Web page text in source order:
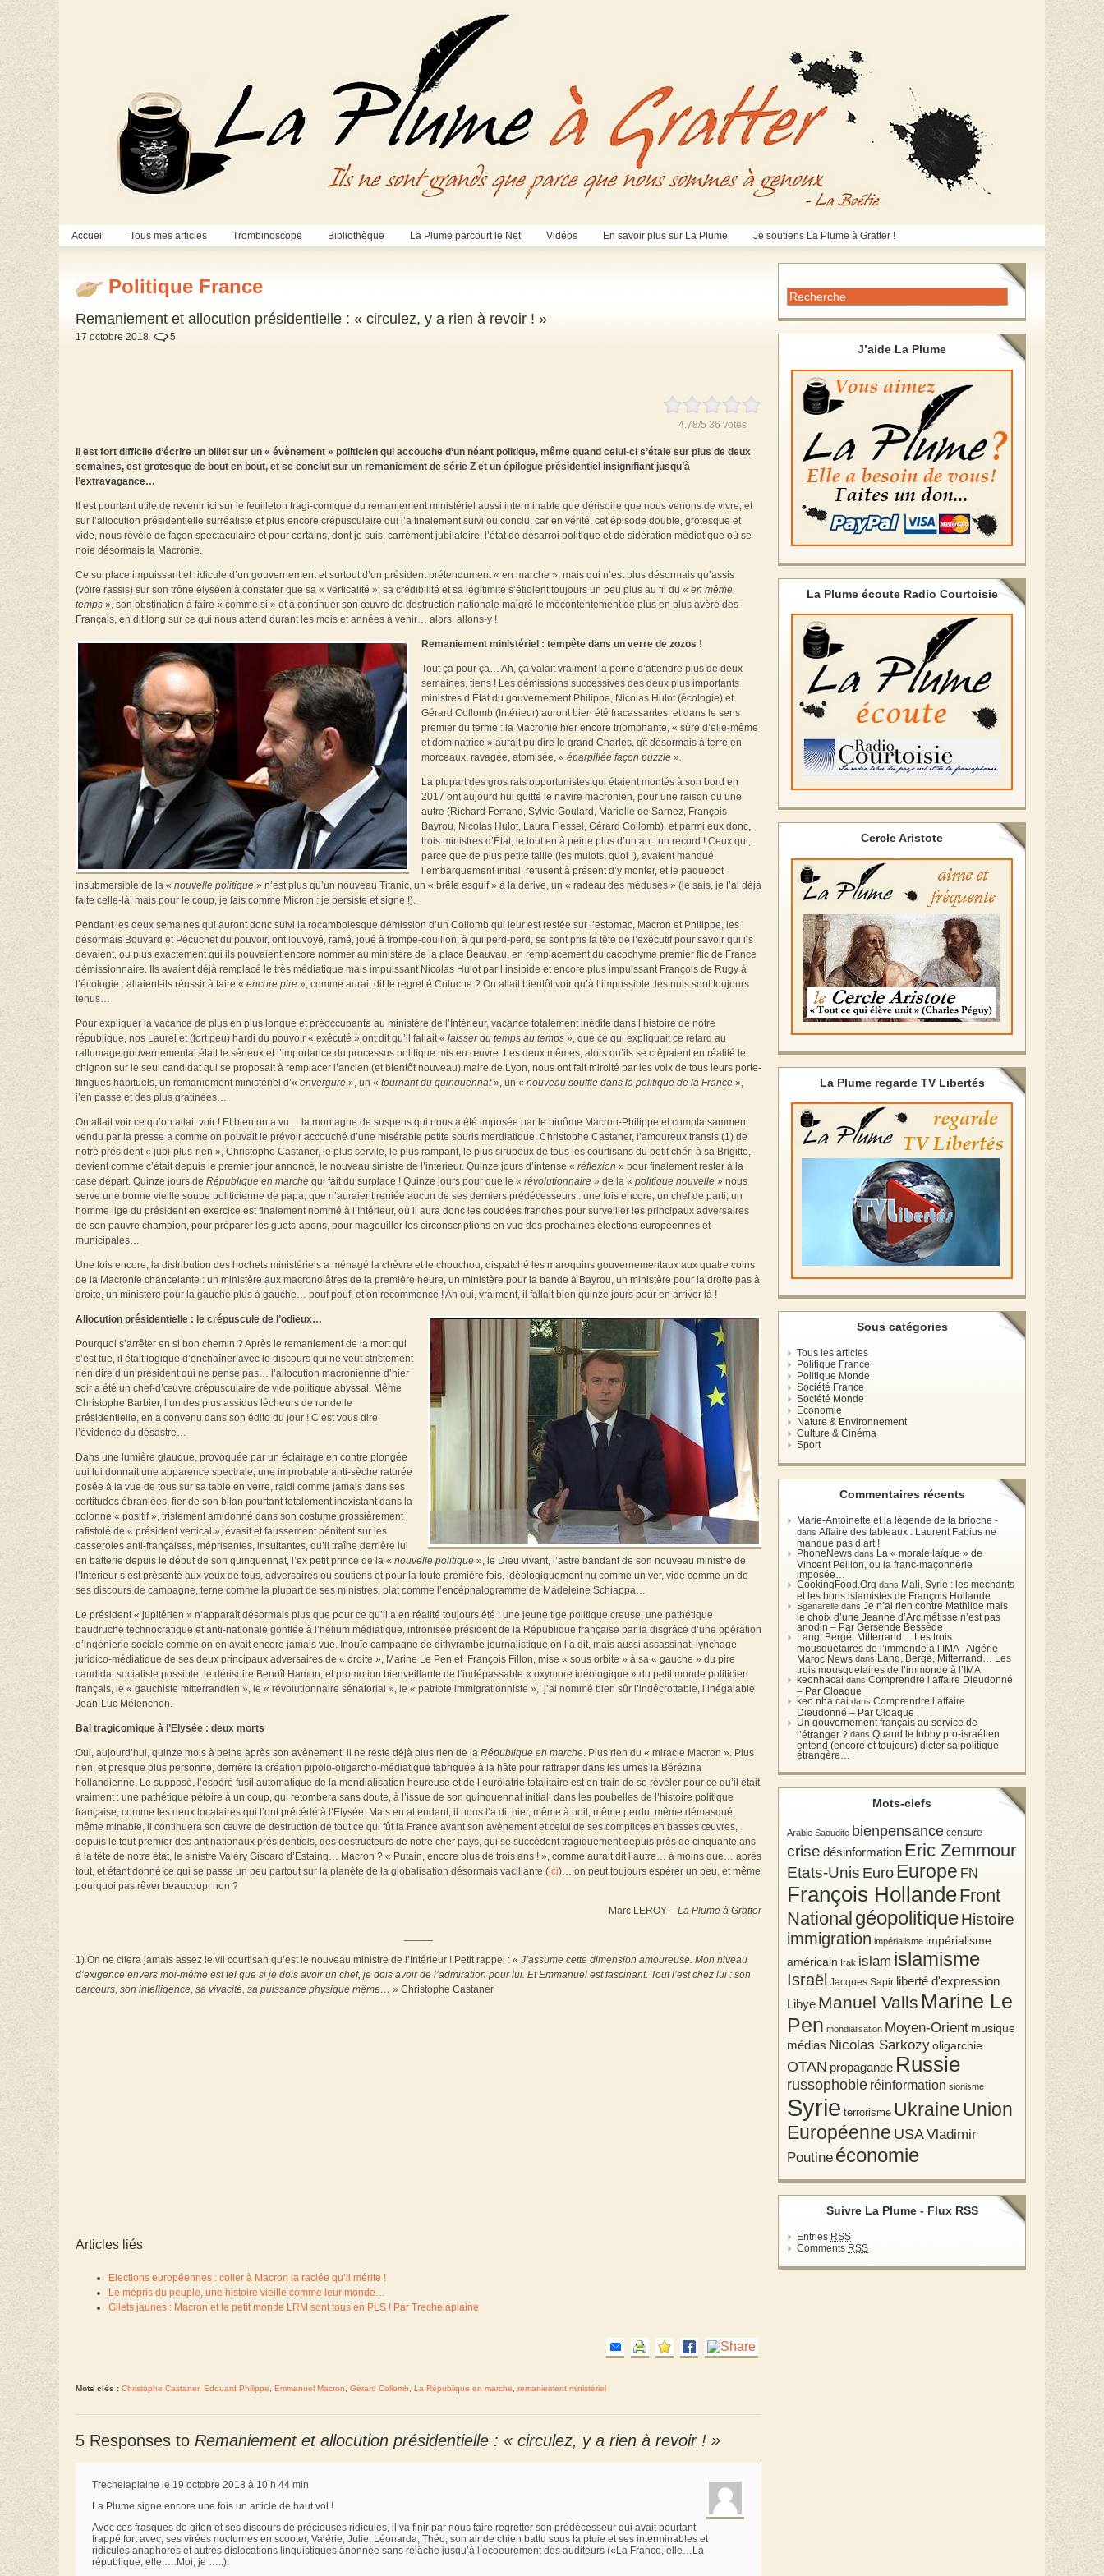
Accueil Tous mes articles Trombinoscope Bibliothèque La Plume parcourt le Net Vidéos En savoir plus sur La Plume Je soutiens La Plume à Gratter !
Politique France
Remaniement et allocution présidentielle : « circulez, y a rien à revoir ! »
17 octobre 2018 5
4.78/5 36 votes
Il est fort difficile d’écrire un billet sur un « évènement » politicien qui accouche d’un néant politique, même quand celui-ci s’étale sur plus de deux
semaines, est grotesque de bout en bout, et se conclut sur un remaniement de série Z et un épilogue présidentiel insignifiant jusqu’à
l’extravagance…
Il est pourtant utile de revenir ici sur le feuilleton tragi-comique du remaniement ministériel aussi interminable que dérisoire que nous venons de vivre, et
sur l’allocution présidentielle surréaliste et plus encore crépusculaire qui l’a finalement suivi ou conclu, car en vérité, cet épisode double, grotesque et
vide, nous révèle de façon spectaculaire et pour certains, dont je suis, carrément jubilatoire, l’état de désarroi politique et de sidération médiatique où se
noie désormais la Macronie.
Ce surplace impuissant et ridicule d’un gouvernement et surtout d’un président prétendument « en marche », mais qui n’est plus désormais qu’assis
(voire rassis) sur son trône élyséen à constater que sa « verticalité », sa crédibilité et sa légitimité s’étiolent toujours un peu plus au fil du « en même
temps », son obstination à faire « comme si » et à continuer son œuvre de destruction nationale malgré le mécontentement de plus en plus avéré des
Français, en dit long sur ce qui nous attend durant les mois et années à venir… alors, allons-y !
Remaniement ministériel : tempête dans un verre de zozos !
Tout ça pour ça… Ah, ça valait vraiment la peine d’attendre plus de deux
semaines, tiens ! Les démissions successives des deux plus importants
ministres d’État du gouvernement Philippe, Nicolas Hulot (écologie) et
Gérard Collomb (Intérieur) auront bien été fracassantes, et dans le sens
premier du terme : la Macronie hier encore triomphante, « sûre d’elle-même
et dominatrice » aurait pu dire le grand Charles, gît désormais à terre en
morceaux, ravagée, atomisée, « éparpillée façon puzzle ».
La plupart des gros rats opportunistes qui étaient montés à son bord en
2017 ont aujourd’hui quitté le navire macronien, pour une raison ou une
autre (Richard Ferrand, Sylvie Goulard, Marielle de Sarnez, François
Bayrou, Nicolas Hulot, Laura Flessel, Gérard Collomb), et parmi eux donc,
trois ministres d’État, le tout en à peine plus d’un an : un record ! Ceux qui,
parce que de plus petite taille (les mulots, quoi !), avaient manqué
l’embarquement initial, refusent à présent d’y monter, et le paquebot
insubmersible de la « nouvelle politique » n’est plus qu’un nouveau Titanic, un « brêle esquif » à la dérive, un « radeau des médusés » (je sais, je l’ai déjà
faite celle-là, mais pour le coup, je fais comme Micron : je persiste et signe !).
Pendant les deux semaines qui auront donc suivi la rocambolesque démission d’un Collomb qui leur est restée sur l’estomac, Macron et Philippe, les
désormais Bouvard et Pécuchet du pouvoir, ont louvoyé, ramé, joué à trompe-couillon, à qui perd-perd, se sont pris la tête de l’exécutif pour savoir qui ils
devaient, ou plus exactement qui ils pouvaient encore nommer au ministère de la place Beauvau, en remplacement du cacochyme premier flic de France
démissionnaire. Ils avaient déjà remplacé le très médiatique mais impuissant Nicolas Hulot par l’insipide et encore plus impuissant François de Rugy à
l’écologie : allaient-ils réussir à faire « encore pire », comme aurait dit le regretté Coluche ? On allait bientôt voir qu’à l’impossible, les nuls sont toujours
tenus…
Pour expliquer la vacance de plus en plus longue et préoccupante au ministère de l’Intérieur, vacance totalement inédite dans l’histoire de notre
république, nos Laurel et (fort peu) hardi du pouvoir « exécuté » ont dit qu’il fallait « laisser du temps au temps », que ce qui expliquait ce retard au
rallumage gouvernemental était le sérieux et l’importance du processus politique mis eu œuvre. Les deux mêmes, alors qu’ils se crêpaient en réalité le
chignon sur le seul candidat qui se proposait à remplacer l’ancien (et bientôt nouveau) maire de Lyon, nous ont fait miroité par les voix de tous leurs porte-
flingues habituels, un remaniement ministériel d’« envergure », un « tournant du quinquennat», un « nouveau souffle dans la politique de la France »,
j’en passe et des plus gratinées…
On allait voir ce qu’on allait voir ! Et bien on a vu… la montagne de suspens qui nous a été imposée par le binôme Macron-Philippe et complaisamment
vendu par la presse a comme on pouvait le prévoir accouché d’une misérable petite souris merdiatique. Christophe Castaner, l’amoureux transis (1) de
notre président « jupi-plus-rien », Christophe Castaner, le plus servile, le plus rampant, le plus sirupeux de tous les courtisans du petit chéri à sa Brigitte,
devient comme c’était depuis le premier jour annoncé, le nouveau sinistre de l’intérieur. Quinze jours d’intense « réflexion » pour finalement rester à la
case départ. Quinze jours de République en marche qui fait du surplace ! Quinze jours pour que le « révolutionnaire » de la « politique nouvelle » nous
serve une bonne vieille soupe politicienne de papa, que n’auraient reniée aucun de ses derniers prédécesseurs : une fois encore, un chef de parti, un
homme lige du président en exercice est finalement nommé à l’Intérieur, où il aura donc les coudées franches pour surveiller les principaux adversaires
de son pauvre champion, pour préparer les guets-apens, pour magouiller les circonscriptions en vue des prochaines élections européennes et
municipales…
Une fois encore, la distribution des hochets ministériels a ménagé la chèvre et le chouchou, dispatché les maroquins gouvernementaux aux quatre coins
de la Macronie chancelante : un ministère aux macronolâtres de la première heure, un ministère pour la bande à Bayrou, un ministère pour la droite pas à
droite, un ministère pour la gauche plus à gauche… pouf pouf, et on recommence ! Ah oui, vraiment, il fallait bien quinze jours pour en arriver là !
Allocution présidentielle : le crépuscule de l’odieux…
Pourquoi s’arrêter en si bon chemin ? Après le remaniement de la mort qui
s’est tue, il était logique d’enchaîner avec le discours qui ne veut strictement
rien dire d’un président qui ne pense pas… l’allocution macronienne d’hier
soir a été un chef-d’œuvre crépusculaire de vide politique abyssal. Même
Christophe Barbier, l’un des plus assidus lécheurs de rondelle
présidentielle, en a convenu dans son édito du jour ! C’est vous dire
l’évidence du désastre…
Dans une lumière glauque, provoquée par un éclairage en contre plongée
qui lui donnait une apparence spectrale, une improbable anti-sèche raturée
posée à la vue de tous sur sa table en verre, raidi comme jamais dans ses
certitudes ébranlées, fier de son bilan pourtant totalement inexistant dans la
colonne « positif », tristement amidonné dans son costume grossièrement
rafistolé de « président vertical », évasif et faussement pénitent sur les
casseroles anti-françaises, méprisantes, insultantes, qu’il traîne derrière lui
en batterie depuis le début de son quinquennat, l’ex petit prince de la « nouvelle politique », le Dieu vivant, l’astre bandant de son nouveau ministre de
l’Intérieur s’est présenté aux yeux de tous, adversaires ou soutiens et pour la toute première fois, idéologiquement nu comme un ver, vide comme un de
ses discours de campagne, terne comme la plupart de ses ministres, plat comme l’encéphalogramme de Madeleine Schiappa…
Le président « jupitérien » n’apparaît désormais plus que pour ce qu’il a en réalité toujours été : une jeune tige politique creuse, une pathétique
baudruche technocratique et anti-nationale gonflée à l’hélium médiatique, intronisée président de la République française par la disgrâce d’une opération
d’ingénierie sociale comme on en avait encore jamais vue. Inouïe campagne de dithyrambe journalistique on l’a dit, mais aussi assassinat, lynchage
juridico-médiatique de ses deux principaux adversaires de « droite », Marine Le Pen et François Fillon, mise « sous orbite » à sa « gauche » du pire
candidat socialiste possible, le dérisoire Benoît Hamon, et promotion bienveillante de l’indépassable « oxymore idéologique » du petit monde politicien
français, le « gauchiste mitterrandien », le « révolutionnaire sénatorial », le « patriote immigrationniste », j’ai nommé bien sûr l’indécrottable, l’inégalable
Jean-Luc Mélenchon.
Bal tragicomique à l’Elysée : deux morts
Oui, aujourd’hui, quinze mois à peine après son avènement, il ne reste déjà plus rien de la République en marche. Plus rien du « miracle Macron ». Plus
rien, et presque plus personne, derrière la création pipolo-oligarcho-médiatique fabriquée à la hâte pour rattraper dans les urnes la Bérézina
hollandienne. Le supposé, l’espéré fusil automatique de la mondialisation heureuse et de l’eurôlatrie totalitaire est en train de se révéler pour ce qu’il était
vraiment : une pathétique pétoire à un coup, qui retombera sans doute, à l’issue de son quinquennat initial, dans les poubelles de l’histoire politique
française, comme les deux locataires qui l’ont précédé à l’Elysée. Mais en attendant, il nous l’a dit hier, même à poil, même perdu, même démasqué,
même minable, il continuera son œuvre de destruction de tout ce qui fût la France avant son avènement et celui de ses complices en basses œuvres,
depuis le tout premier des antinationaux présidentiels, des destructeurs de notre cher pays, qui se succèdent tragiquement depuis près de cinquante ans
à la tête de notre état, le sinistre Valéry Giscard d’Estaing… Macron ? « Putain, encore plus de trois ans ! », comme aurait dit l’autre… à moins que… après
tout, et étant donné ce qui se passe un peu partout sur la planète de la globalisation désormais vacillante (ici)… on peut toujours espérer un peu, et même
pourquoi pas rêver beaucoup, non ?
Marc LEROY – La Plume à Gratter
1) On ne citera jamais assez le vil courtisan qu’est le nouveau ministre de l’Intérieur ! Petit rappel : « J’assume cette dimension amoureuse. Mon niveau
d’exigence envers moi-même est tel que si je dois avoir un chef, je dois avoir de l’admiration pour lui. Et Emmanuel est fascinant. Tout l’est chez lui : son
parcours, son intelligence, sa vivacité, sa puissance physique même… » Christophe Castaner
Articles liés
Elections européennes : coller à Macron la raclée qu’il mérite !
Le mépris du peuple, une histoire vieille comme leur monde…
Gilets jaunes : Macron et le petit monde LRM sont tous en PLS ! Par Trechelaplaine
Mots clés : Christophe Castaner, Edouard Philippe Emmanuel Macron Gérard Collomb La République en marche remaniement ministériel
5 Responses to Remaniement et allocution présidentielle : « circulez, y a rien à revoir ! »
Trechelaplaine le 19 octobre 2018 à 10 h 44 min
La Plume signe encore une fois un article de haut vol !
Avec ces frasques de giton et ses discours de précieuses ridicules, il va finir par nous faire regretter son prédécesseur qui avait pourtant
frappé fort avec, ses virées nocturnes en scooter, Valérie, Julie, Léonarda, Théo, son air de chien battu sous la pluie et ses interminables et
ridicules anaphores et autres dislocations linguistiques ânonnée sans relâche jusqu’à l’écoeurement des auditeurs («La France, elle…La
république, elle,….Moi, je …..).
J’aide La Plume
La Plume écoute Radio Courtoisie
Cercle Aristote
La Plume regarde TV Libertés
Sous catégories
Tous les articles
Politique France
Politique Monde
Société France
Société Monde
Economie
Nature & Environnement
Culture & Cinéma
Sport
Commentaires récents
Marie-Antoinette et la légende de la brioche -
dans Affaire des tableaux : Laurent Fabius ne
manque pas d’art !
PhoneNews dans La « morale laïque » de
Vincent Peillon, ou la franc-maçonnerie
imposée…
CookingFood.Org dans Mali, Syrie : les méchants
et les bons islamistes de François Hollande
Sganarelle dans Je n’ai rien contre Mathilde mais
le choix d’une Jeanne d’Arc métisse n’est pas
anodin – Par Gersende Bessède
Lang, Bergé, Mitterrand… Les trois
mousquetaires de l’immonde à l’IMA - Algérie
Maroc News dans Lang, Bergé, Mitterrand… Les
trois mousquetaires de l’immonde à l’IMA
keonhacai dans Comprendre l’affaire Dieudonné
– Par Cloaque
keo nha cai dans Comprendre l’affaire
Dieudonné – Par Cloaque
Un gouvernement français au service de
l’étranger ? dans Quand le lobby pro-israélien
entend (encore et toujours) dicter sa politique
étrangère…
Mots-clefs
Arabie Saoudite bienpensance censure
crise désinformation Eric Zemmour
Etats-Unis Euro Europe FN
François HollandeFront
National géopolitiqueHistoire
immigration impérialisme impérialisme
américain Irak islam islamisme
Israël Jacques Sapir liberté d'expression
Libye Manuel Valls Marine Le
Pen mondialisation Moyen-Orient musique
médias Nicolas Sarkozyoligarchie
OTAN propagande Russie
russophobie réinformation sionisme
Syrie terrorisme Ukraine Union
Européenne USAVladimir
Poutine économie
Suivre La Plume - Flux RSS
Entries RSS
Comments RSS